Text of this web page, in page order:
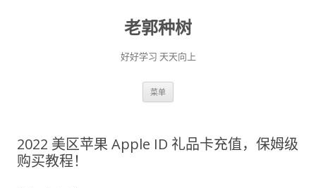
老郭种树
好好学习 天天向上
菜单
2022 美区苹果 Apple ID 礼品卡充值，保姆级
购买教程！